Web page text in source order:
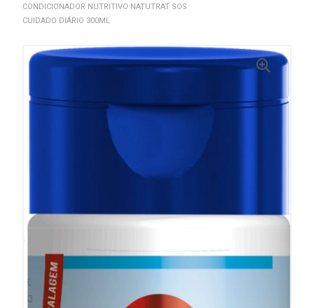
CONDICIONADOR NUTRITIVO NATUTRAT SOS
CUIDADO DIÁRIO 300ML